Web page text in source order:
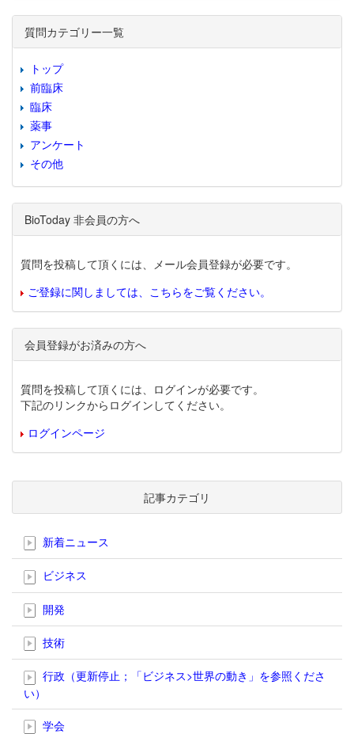
質問カテゴリー一覧
トップ
前臨床
臨床
薬事
アンケート
その他
BioToday 非会員の方へ
質問を投稿して頂くには、メール会員登録が必要です。
ご登録に関しましては、こちらをご覧ください。
会員登録がお済みの方へ
質問を投稿して頂くには、ログインが必要です。
下記のリンクからログインしてください。
ログインページ
記事カテゴリ
新着ニュース
ビジネス
開発
技術
行政（更新停止；「ビジネス>世界の動き」を参照くださ
い）
学会